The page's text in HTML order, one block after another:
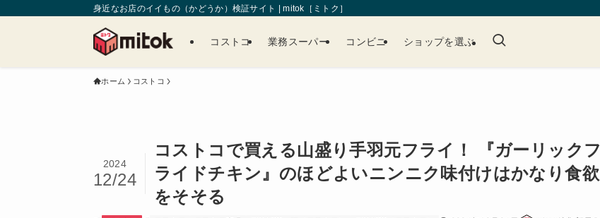
身近なお店のイイもの（かどうか）検証サイト | mitok［ミトク］
コストコ 業務スーパー コンビニ ショップを選ぶ
ホーム コストコ
コストコで買える山盛り手羽元フライ！ 『ガーリックフ
ライドチキン』のほどよいニンニク味付けはかなり食欲
をそそる
2024
12/24